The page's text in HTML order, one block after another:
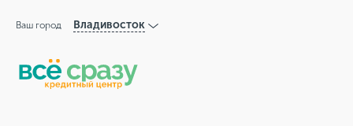
Ваш город Владивосток